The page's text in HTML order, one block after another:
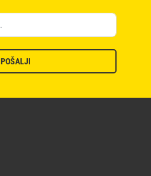
POŠALJI